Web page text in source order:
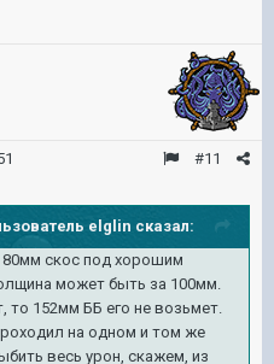
#11
elglin сказал:
80мм скос под хорошим
может быть за 100мм.
то 152мм ББ его не возьмет.
на одном и том же
весь урон, скажем, из